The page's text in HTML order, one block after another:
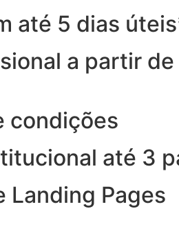
até 5 dias
a partir
condições
até 3
Landing Pages